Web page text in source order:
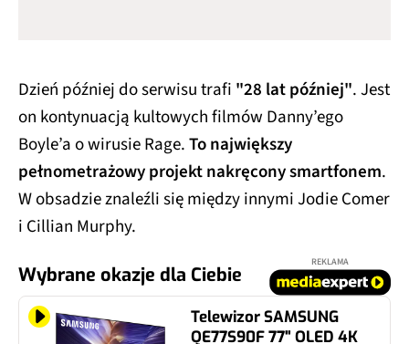
Dzień później do serwisu trafi "28 lat później". Jest
on kontynuacją kultowych filmów Danny’ego
Boyle’a o wirusie Rage.To największy
pełnometrażowy projekt nakręcony smartfonem.
W obsadzie znaleźli się między innymi Jodie Comer
i Cillian Murphy.
Wybrane okazje dla Ciebie
REKLAMA
Telewizor SAMSUNG
QE77S90F 77" OLED 4K